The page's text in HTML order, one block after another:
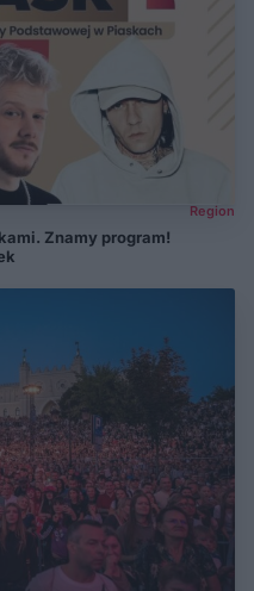
Region
Znamy program!